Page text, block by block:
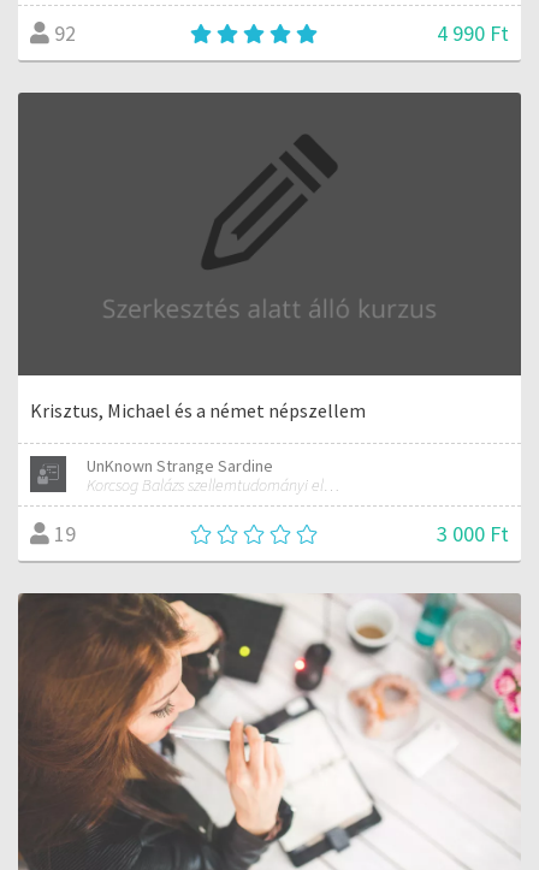
92 4 990 Ft
Krisztus, Michael és a német népszellem
UnKnown Strange Sardine
Korcsog Balázs szellemtudományi előadásai (Rudolf Steiner antropozófiája alapján)
19 3 000 Ft